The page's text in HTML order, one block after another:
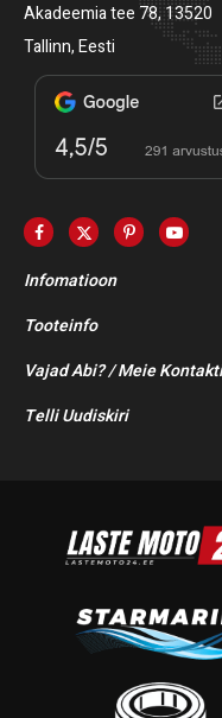
Akadeemia tee 78, 13520
Tallinn, Eesti
Infomatioon
Tooteinfo
Vajad Abi? / Meie
Telli Uudiskiri